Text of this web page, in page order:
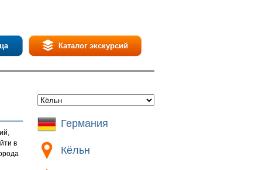
Каталог экскурсий
в
Германия
Кёльн